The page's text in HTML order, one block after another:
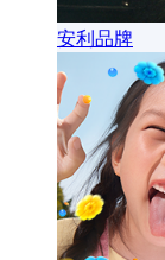
安利品牌